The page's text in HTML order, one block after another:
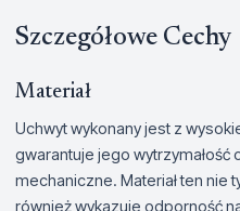
Szczegółowe Cechy
Materiał
Uchwyt wykonany jest z
gwarantuje jego
mechaniczne. Materiał ten nie
również wykazuje odporność